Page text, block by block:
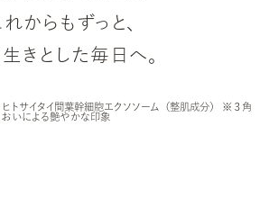
れからもずっと、
きとした毎日へ。
トサイタイ間葉幹細胞エクソソーム（整肌成分） ※３角
いによる艶やかな印象